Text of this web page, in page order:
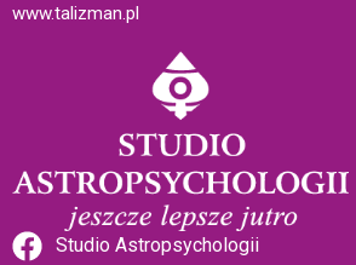
www.talizman.pl
Studio Astropsychologii